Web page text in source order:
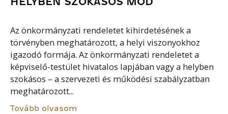
Az önkormányzati rendeletet kihirdetésének a
törvényben meghatározott, a helyi viszonyokhoz
igazodó formája. Az önkormányzati rendeletet a
képviselő-testület hivatalos lapjában vagy a helyben
szokásos – a szervezeti és működési szabályzatban
meghatározott...
Tovább olvasom